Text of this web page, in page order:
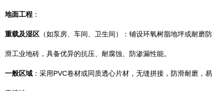
地面工程 ：
重载及湿区 （如泵房、车间、卫生间）：铺设环氧树脂地坪或耐磨防
滑工业地砖，具备优异的抗压、耐腐蚀、防渗漏性能。
一般区域 ：采用PVC卷材或同质透心片材，无缝拼接，防滑耐磨，易